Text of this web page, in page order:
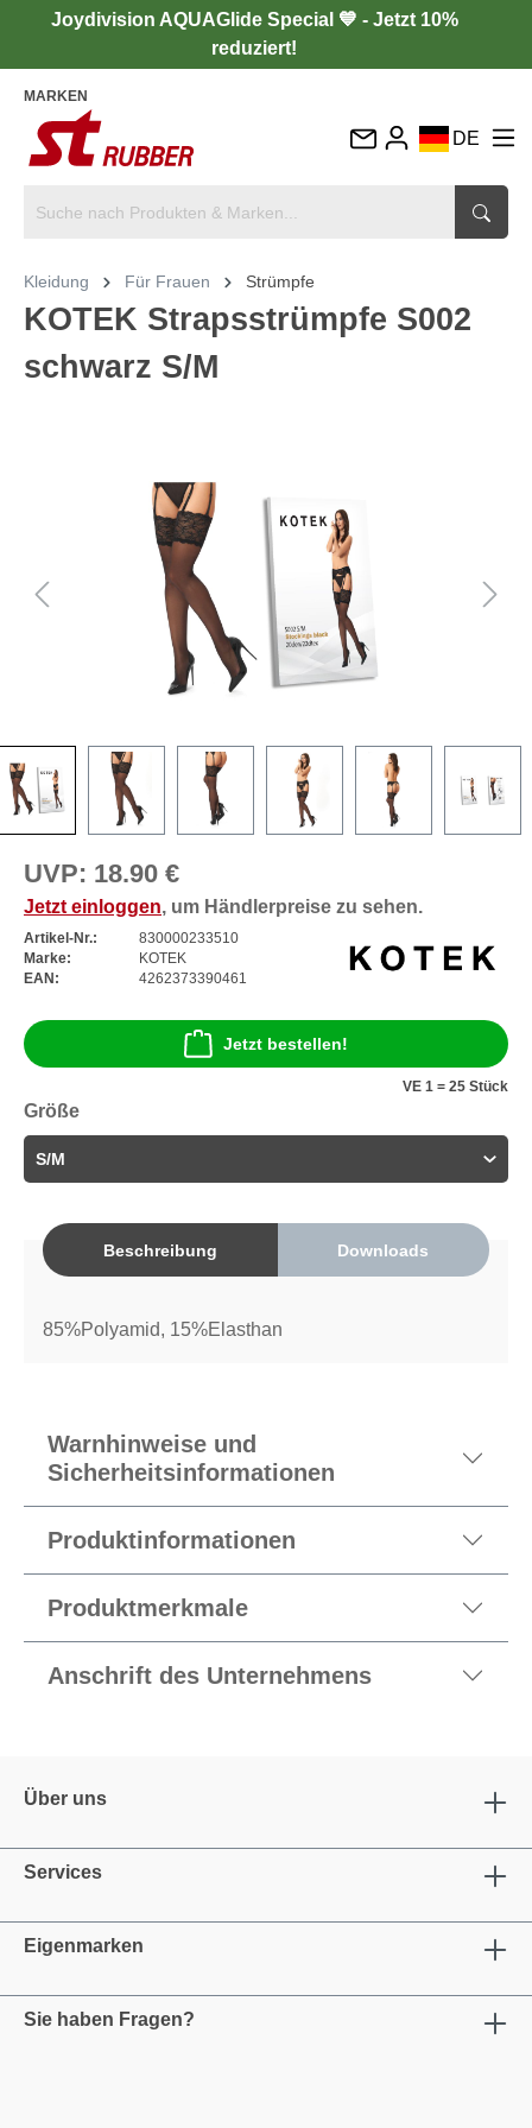
Joydivision AQUAGlide Special 💙 - Jetzt 10%
reduziert!
MARKEN
DE
IT
Kleidung Für Frauen Strümpfe
KOTEK Strapsstrümpfe S002
schwarz S/M
UVP: 18.90 €
Jetzt einloggen, um Händlerpreise zu sehen.
Artikel-Nr.:
830000233510
Marke:
KOTEK
EAN:
4262373390461
Jetzt bestellen!
VE 1 = 25 Stück
Größe
Beschreibung Downloads
85%Polyamid, 15%Elasthan
Warnhinweise und
Sicherheitsinformationen
Produktinformationen
Produktmerkmale
Anschrift des Unternehmens
Über uns
Services
Eigenmarken
Sie haben Fragen?